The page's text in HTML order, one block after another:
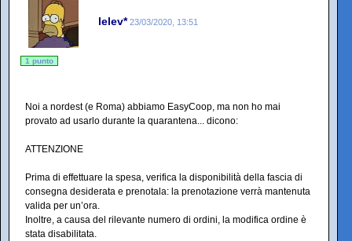
lelev* 23/03/2020, 13:51
1 punto
Noi a nordest (e Roma) abbiamo EasyCoop, ma non ho mai
provato ad usarlo durante la quarantena... dicono:
ATTENZIONE
Prima di effettuare la spesa, verifica la disponibilità della fascia di
consegna desiderata e prenotala: la prenotazione verrà mantenuta
valida per un’ora.
Inoltre, a causa del rilevante numero di ordini, la modifica ordine è
stata disabilitata.